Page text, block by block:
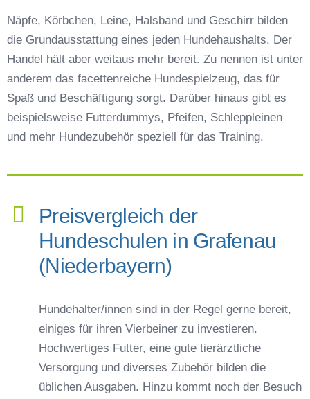
Näpfe, Körbchen, Leine, Halsband und Geschirr bilden
die Grundausstattung eines jeden Hundehaushalts. Der
Handel hält aber weitaus mehr bereit. Zu nennen ist unter
anderem das facettenreiche Hundespielzeug, das für
Spaß und Beschäftigung sorgt. Darüber hinaus gibt es
beispielsweise Futterdummys, Pfeifen, Schleppleinen
und mehr Hundezubehör speziell für das Training.
Preisvergleich der
Hundeschulen in Grafenau
(Niederbayern)
Hundehalter/innen sind in der Regel gerne bereit,
einiges für ihren Vierbeiner zu investieren.
Hochwertiges Futter, eine gute tierärztliche
Versorgung und diverses Zubehör bilden die
üblichen Ausgaben. Hinzu kommt noch der Besuch